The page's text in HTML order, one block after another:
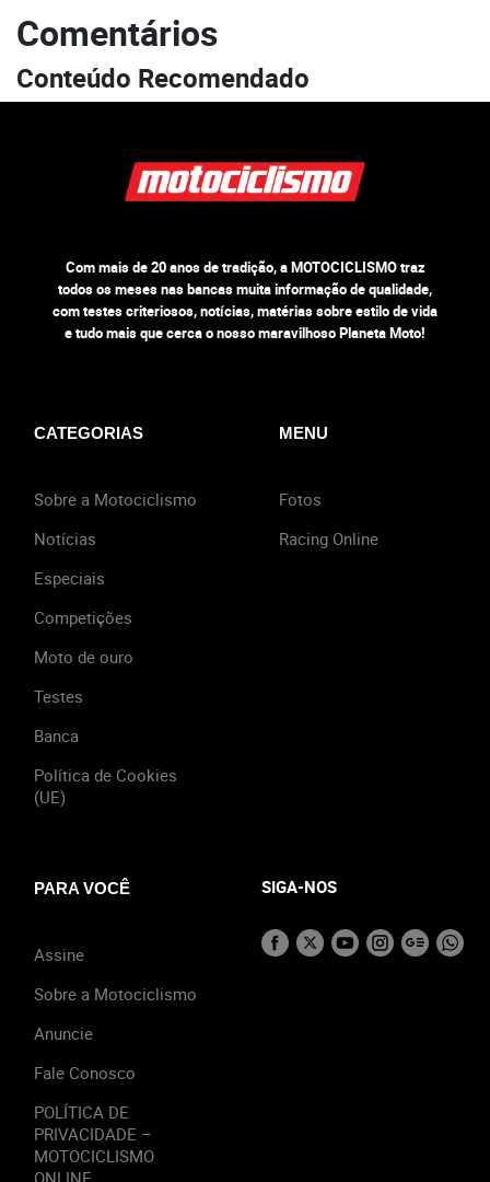
Comentários
Conteúdo Recomendado
Com mais de 20 anos de tradição, a MOTOCICLISMO traz
todos os meses nas bancas muita informação de qualidade,
com testes criteriosos, notícias, matérias sobre estilo de vida
e tudo mais que cerca o nosso maravilhoso Planeta Moto!
CATEGORIAS
Sobre a Motociclismo
Notícias
Especiais
Competições
Moto de ouro
Testes
Banca
Política de Cookies
(UE)
MENU
Fotos
Racing Online
PARA VOCÊ
Assine
Sobre a Motociclismo
Anuncie
Fale Conosco
POLÍTICA DE
PRIVACIDADE –
MOTOCICLISMO
SIGA-NOS